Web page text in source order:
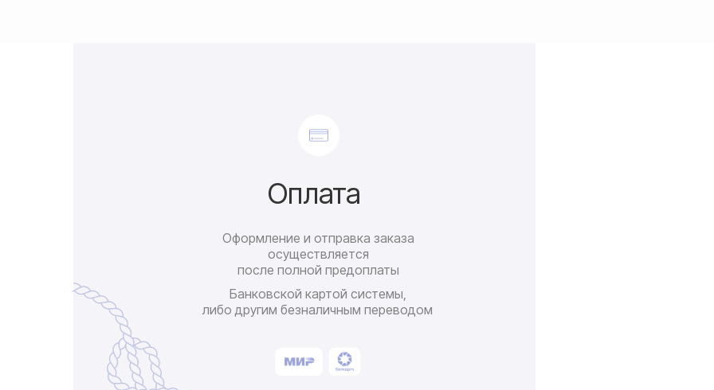
Банковской картой системы,
либо другим безналичным переводом
Оплата
Оформление и отправка заказа
осуществляется
после полной предоплаты